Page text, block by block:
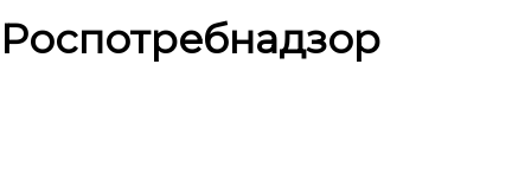
Роспотребнадзор